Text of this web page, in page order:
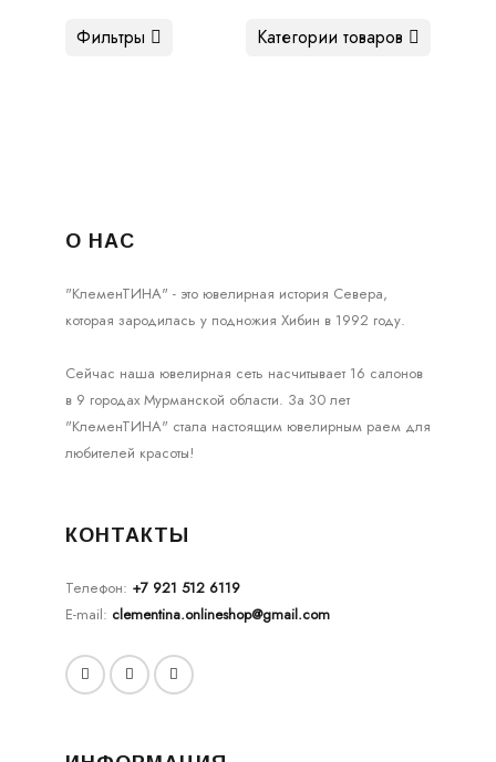
Категории товаров
Фильтры
О НАС
"КлеменТИНА" - это ювелирная история Севера,
которая зародилась у подножия Хибин в 1992 году.
Сейчас наша ювелирная сеть насчитывает 16 салонов
в 9 городах Мурманской области. За 30 лет
"КлеменТИНА" стала настоящим ювелирным раем для
любителей красоты!
КОНТАКТЫ
Телефон: +7 921 512 6119
E-mail: clementina.onlineshop@gmail.com